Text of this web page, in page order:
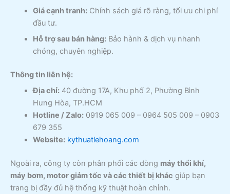
Giá cạnh tranh:Chính sách giá rõ ràng, tối ưu chi phí
đầu tư.
Hỗ trợ sau bán hàng:Bảo hành & dịch vụ nhanh
chóng, chuyên nghiệp.
Thông tin liên hệ:
Địa chỉ:40 đường 17A, Khu phố 2, Phường Bình
Hưng Hòa, TP.HCM
Hotline / Zalo:0919 065 009 – 0964 505 009 – 0903
679 355
Website: kythuatlehoang.com
Ngoài ra, công ty còn phân phối các dòng máy thổi khí,
máy bơm, motor giảm tốc và các thiết bị khác giúp bạn
trang bị đầy đủ hệ thống kỹ thuật hoàn chỉnh.